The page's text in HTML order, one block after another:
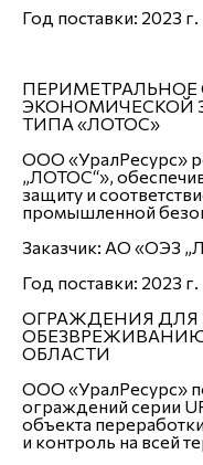
Год поставки: 2023 г.
ТИПА «ЛОТОС»
ООО «УралРесурс»
„ЛОТОС“»,
защиту и
промышленной
Заказчик: АО «ОЭЗ
Год поставки: 2023 г.
ОГРАЖДЕНИЯ ДЛЯ
ОБЛАСТИ
ООО «УралРесурс»
ограждений серии
объекта
и контроль на всей